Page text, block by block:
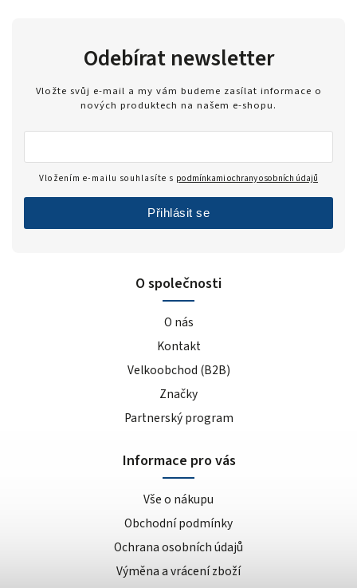
O společnosti
O nás
Kontakt
Velkoobchod (B2B)
Značky
Partnerský program
Informace pro vás
Vše o nákupu
Obchodní podmínky
Ochrana osobních údajů
Výměna a vrácení zboží
Odebírat newsletter
Vložte svůj e-mail a my vám budeme zasílat informace o
nových produktech na našem e-shopu.
Vložením e-mailu souhlasíte s podmínkami ochrany osobních údajů
Přihlásit se